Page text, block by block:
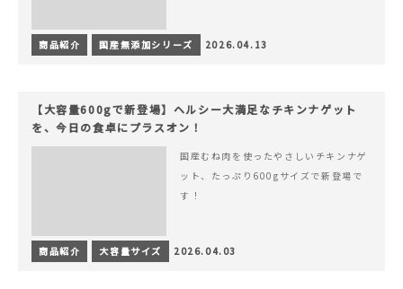
商品紹介 国産無添加シリーズ 2026.04.13
【大容量600gで新登場】ヘルシー大満足なチキンナゲット
を、今日の食卓にプラスオン！
国産むね肉を使ったやさしいチキンナゲ
ット、たっぷり600gサイズで新登場で
す！
商品紹介 大容量サイズ 2026.04.03